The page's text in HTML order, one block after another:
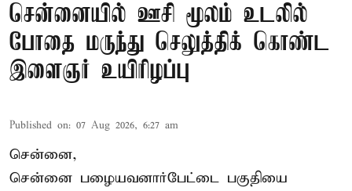
சென்னையில் ஊசி மூலம் உடலில்
போதை மருந்து செலுத்திக் கொண்ட
இளைஞர் உயிரிழப்பு
Published on: 07 Aug 2026, 6:27 am
சென்னை,
சென்னை பழையவனார்பேட்டை பகுதியை